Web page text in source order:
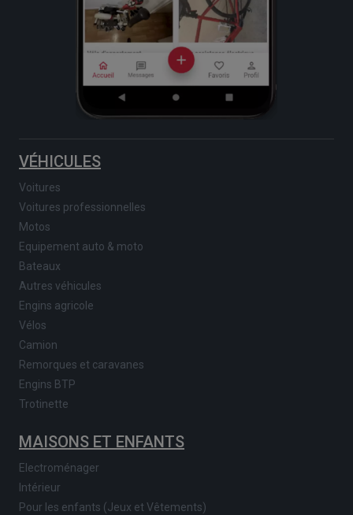
VÉHICULES
Voitures
Voitures professionnelles
Motos
Equipement auto & moto
Bateaux
Autres véhicules
Engins agricole
Vélos
Camion
Remorques et caravanes
Engins BTP
Trotinette
MAISONS ET ENFANTS
Electroménager
Intérieur
Pour les enfants (Jeux et Vêtements)